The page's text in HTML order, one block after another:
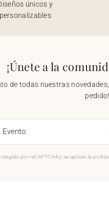
únicos y
personalizables
¡Únete a la
de todas nuestras
pedido!
por reCAPTCHA y se aplican la